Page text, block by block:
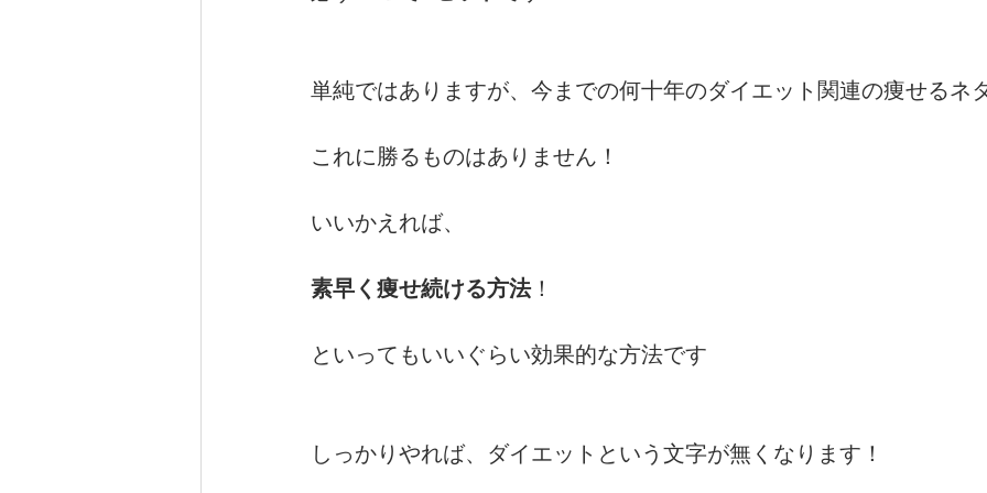
単純ではありますが、今までの何十年のダイエット関連の痩せるネ
これに勝るものはありません！
いいかえれば、
素早く痩せ続ける方法！
といってもいいぐらい効果的な方法です
しっかりやれば、ダイエットという文字が無くなります！